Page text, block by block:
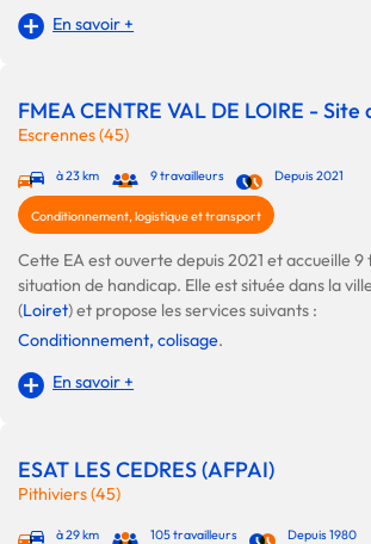
En savoir +
FMEA CENTRE VAL DE LOIRE - Site
Escrennes (45)
à 23 km 9 travailleurs Depuis 2021
Conditionnement, logistique et transport
Cette EA est ouverte depuis 2021 et accueille 9
situation de handicap. Elle est située dans la
(Loiret) et propose les services suivants :
Conditionnement, colisage.
En savoir +
ESAT LES CEDRES (AFPAI)
Pithiviers (45)
à 29 km 105 travailleurs Depuis 1980